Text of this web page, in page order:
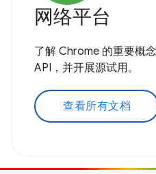
网络平台
了解 Chrome 的重要概
API，并开展源试用。
查看所有文档